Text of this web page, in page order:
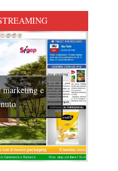
marketing e